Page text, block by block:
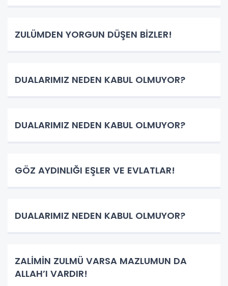
ZULÜMDEN YORGUN DÜŞEN BİZLER!
DUALARIMIZ NEDEN KABUL OLMUYOR?
DUALARIMIZ NEDEN KABUL OLMUYOR?
GÖZ AYDINLIĞI EŞLER VE EVLATLAR!
DUALARIMIZ NEDEN KABUL OLMUYOR?
ZALİMİN ZULMÜ VARSA MAZLUMUN DA
ALLAH’I VARDIR!